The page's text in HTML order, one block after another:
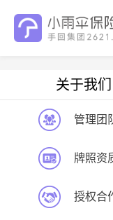
关于我们
管理团
牌照资
授权合